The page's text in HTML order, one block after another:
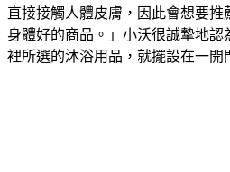
直接接觸人體皮膚，因此會想要
身體好的商品。」小沃很誠摯地
裡所選的沐浴用品，就擺設在一開